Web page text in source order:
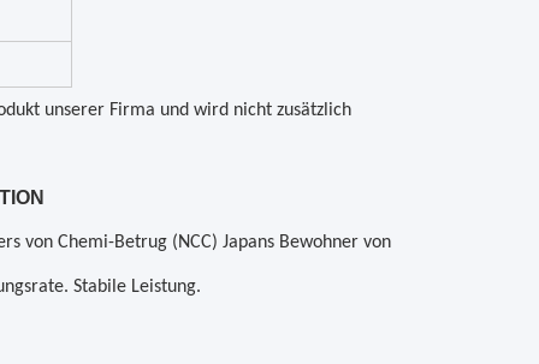
unserer Firma und wird nicht zusätzlich
von Chemi-Betrug (NCC) Japans Bewohner von
Stabile Leistung.